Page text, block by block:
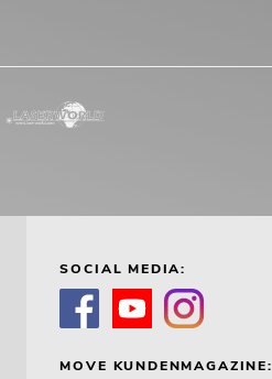
SOCIAL MEDIA:
MOVE KUNDENMAGAZINE: